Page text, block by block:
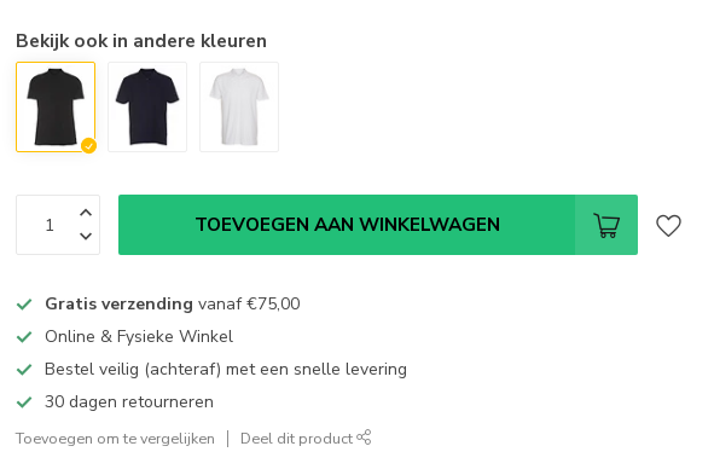
Bekijk ook in andere kleuren
TOEVOEGEN AAN WINKELWAGEN
Gratis verzending vanaf€75,00
Online & Fysieke Winkel
Bestel veilig (achteraf) met een snelle levering
30 dagen retourneren
Toevoegen om te vergelijken Deel dit product